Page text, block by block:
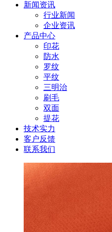
新闻资讯
行业新闻
企业资讯
产品中心
印花
防水
罗纹
平纹
三明治
刷毛
双面
提花
技术实力
客户反馈
联系我们